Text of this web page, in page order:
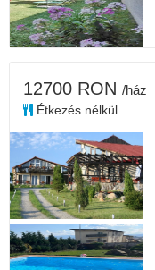
12700 RON /ház
Étkezés nélkül